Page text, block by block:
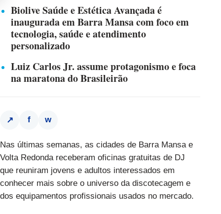
Biolive Saúde e Estética Avançada é
inaugurada em Barra Mansa com foco em
tecnologia, saúde e atendimento
personalizado
Luiz Carlos Jr. assume protagonismo e foca
na maratona do Brasileirão
↗ f w
Nas últimas semanas, as cidades de Barra Mansa e
Volta Redonda receberam oficinas gratuitas de DJ
que reuniram jovens e adultos interessados em
conhecer mais sobre o universo da discotecagem e
dos equipamentos profissionais usados no mercado.